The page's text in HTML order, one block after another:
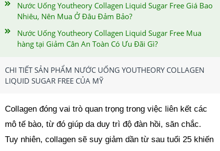
Nước Uống Youtheory Collagen Liquid Sugar Free Giá Bao
Nhiêu, Nên Mua Ở Đâu Đảm Bảo?
Nước Uống Youtheory Collagen Liquid Sugar Free Mua
hàng tại Giảm Cân An Toàn Có Ưu Đãi Gì?
CHI TIẾT SẢN PHẨM NƯỚC UỐNG YOUTHEORY COLLAGEN
LIQUID SUGAR FREE CỦA MỸ
Collagen đóng vai trò quan trọng trong việc liên kết các
mô tế bào, từ đó giúp da duy trì độ đàn hồi, săn chắc.
Tuy nhiên, collagen sẽ suy giảm dần từ sau tuổi 25 khiến